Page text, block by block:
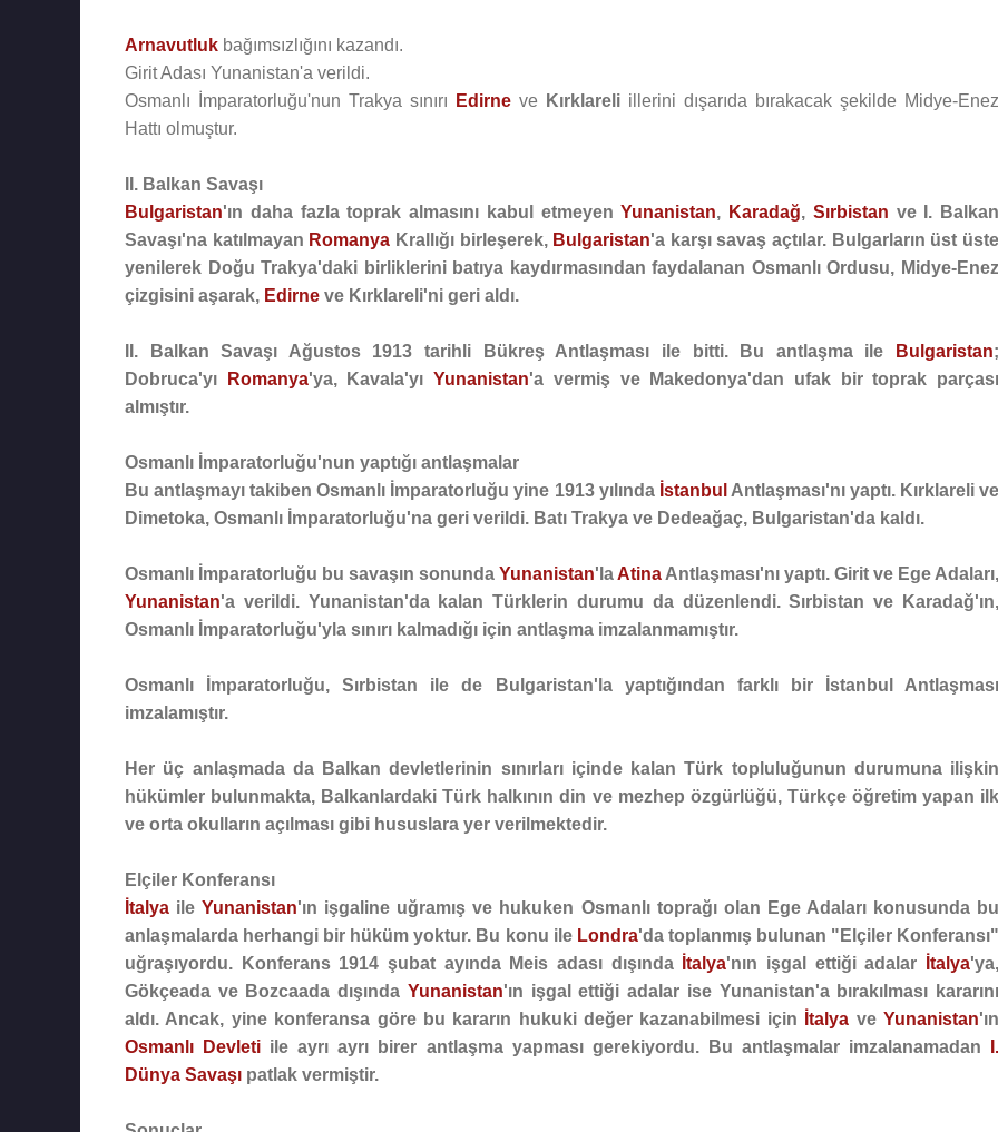
Arnavutluk bağımsızlığını kazandı.
Girit Adası Yunanistan'a verildi.
Osmanlı İmparatorluğu'nun Trakya sınırı
Edirne ve Kırklareli illerini dışarıda bırakacak şekilde Midye-Enez
Hattı olmuştur.
II. Balkan Savaşı
Bulgaristan'ın daha fazla toprak almasını kabul etmeyenYunanistan, Karadağ, Sırbistan ve I. Balkan
Savaşı'na katılmayan Romanya Krallığı birleşerek, Bulgaristan'a karşı savaş açtılar. Bulgarların üst üste
yenilerek Doğu Trakya'daki birliklerini batıya kaydırmasından faydalanan Osmanlı Ordusu, Midye-Enez
çizgisini aşarak, Edirne ve Kırklareli'ni geri aldı.
II. Balkan Savaşı Ağustos 1913 tarihli Bükreş Antlaşması ile bitti. Bu antlaşma ile Bulgaristan;
Dobruca'yı
Romanya'ya, Kavala'yıYunanistan'a vermiş ve Makedonya'dan ufak bir toprak parçası
almıştır.
Osmanlı İmparatorluğu'nun yaptığı antlaşmalar
Bu antlaşmayı takiben Osmanlı İmparatorluğu yine 1913 yılında İstanbul Antlaşması'nı yaptı. Kırklareli ve
Dimetoka, Osmanlı İmparatorluğu'na geri verildi. Batı Trakya ve Dedeağaç, Bulgaristan'da kaldı.
Osmanlı İmparatorluğu bu savaşın sonunda Yunanistan'laAtina Antlaşması'nı yaptı. Girit ve Ege Adaları,
Yunanistan'a verildi. Yunanistan'da kalan Türklerin durumu da düzenlendi. Sırbistan ve Karadağ'ın,
Osmanlı İmparatorluğu'yla sınırı kalmadığı için antlaşma imzalanmamıştır.
Osmanlı İmparatorluğu, Sırbistan ile de Bulgaristan'la yaptığından farklı bir İstanbul Antlaşması
imzalamıştır.
Her üç anlaşmada da Balkan devletlerinin sınırları içinde kalan Türk topluluğunun durumuna ilişkin
hükümler bulunmakta, Balkanlardaki Türk halkının din ve mezhep özgürlüğü, Türkçe öğretim yapan ilk
ve orta okulların açılması gibi hususlara yer verilmektedir.
Elçiler Konferansı
İtalya ileYunanistan'ın işgaline uğramış ve hukuken Osmanlı toprağı olan Ege Adaları konusunda bu
anlaşmalarda herhangi bir hüküm yoktur. Bu konu ile Londra'da toplanmış bulunan "Elçiler Konferansı"
uğraşıyordu. Konferans 1914 şubat ayında Meis adası dışında
İtalya'nın işgal ettiği adalar İtalya'ya,
Gökçeada ve Bozcaada dışında Yunanistan'ın işgal ettiği adalar ise Yunanistan'a bırakılması kararını
aldı. Ancak, yine konferansa göre bu kararın hukuki değer kazanabilmesi için
İtalya veYunanistan'ın
Osmanlı Devleti ile ayrı ayrı birer antlaşma yapması gerekiyordu. Bu antlaşmalar imzalanamadan
I.
Dünya Savaşı patlak vermiştir.